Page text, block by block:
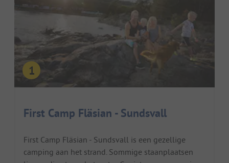
First Camp Fläsian - Sundsvall
First Camp Fläsian - Sundsvall is een gezellige
camping aan het strand. Sommige staanplaatsen